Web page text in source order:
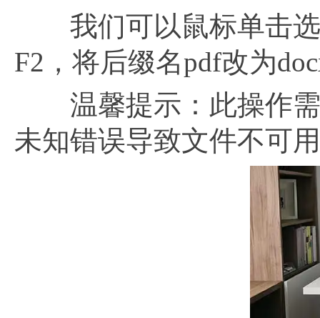
我们可以鼠标单击选
F2，将后缀名pdf改为
温馨提示：此操作需
未知错误导致文件不可